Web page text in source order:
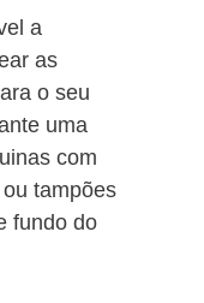
a
as
o seu
uma
com
tampões
fundo do